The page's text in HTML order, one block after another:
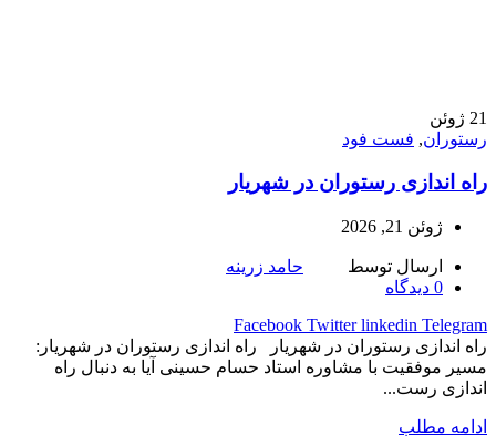
21 ژوئن
رستوران, فست فود
راه اندازی رستوران در شهریار
ژوئن 21, 2026
ارسال توسط
حامد زرینه
0 دیدگاه
Facebook Twitter linkedin Telegram
راه اندازی رستوران در شهریار راه اندازی رستوران در شهریار:
مسیر موفقیت با مشاوره استاد حسام حسینی آیا به دنبال راه
اندازی رست...
ادامه مطلب